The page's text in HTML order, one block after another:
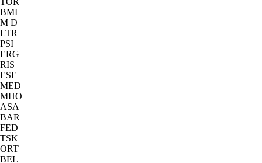
BMI
M D
LTR
PSI
ERG
RIS
ESE
MED
MHO
ASA
BAR
FED
TSK
ORT
BEL